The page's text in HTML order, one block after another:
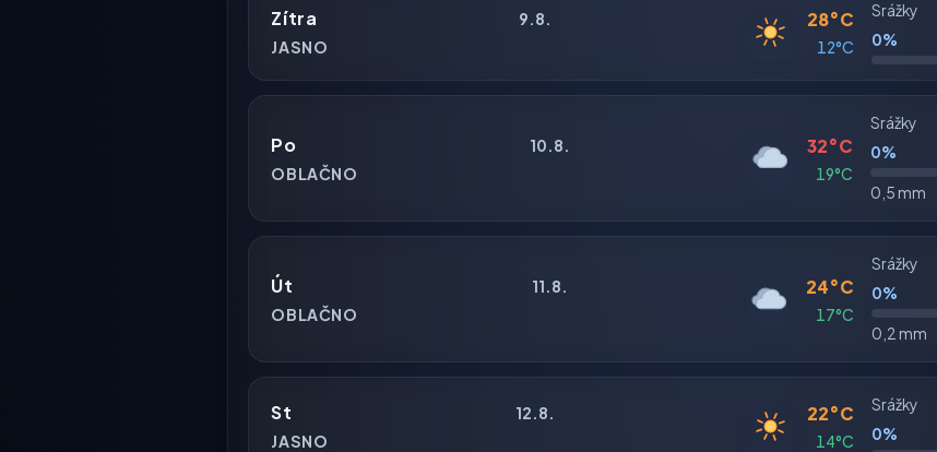
Zítra
9.8.
JASNO
28°C
12°C
Srážky
0%
Po
10.8.
OBLAČNO
32°C
19°C
Srážky
0%
0,5 mm
Út
11.8.
OBLAČNO
24°C
17°C
Srážky
0%
0,2 mm
St
12.8.
JASNO
22°C
14°C
Srážky
0%